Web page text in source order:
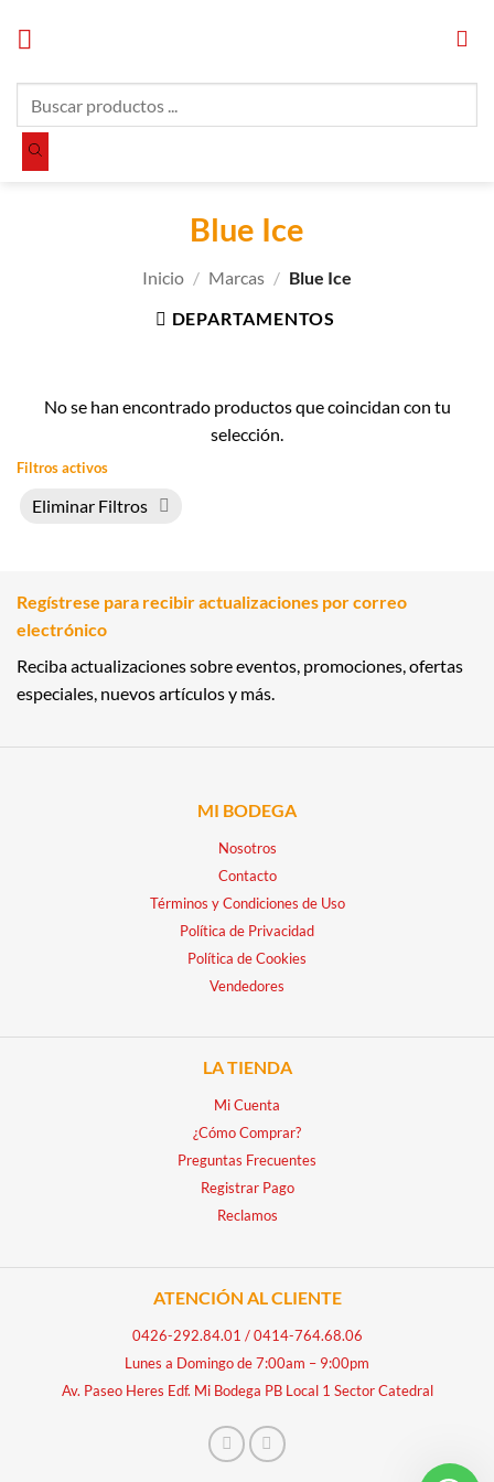
productos
Blue Ice
Inicio / Marcas / Blue Ice
DEPARTAMENTOS
No se han encontrado productos que coincidan con tu
selección.
Filtros activos
Eliminar Filtros
Regístrese para recibir actualizaciones por correo
electrónico
Reciba actualizaciones sobre eventos, promociones, ofertas
especiales, nuevos artículos y más.
MI BODEGA
Nosotros
Contacto
Términos y Condiciones de Uso
Política de Privacidad
Política de Cookies
Vendedores
LA TIENDA
Mi Cuenta
¿Cómo Comprar?
Preguntas Frecuentes
Registrar Pago
Reclamos
ATENCIÓN AL CLIENTE
0426-292.84.01 /0414-764.68.06
Lunes a Domingo de 7:00am – 9:00pm
Av. Paseo Heres Edf. Mi Bodega PB Local 1 Sector Catedral